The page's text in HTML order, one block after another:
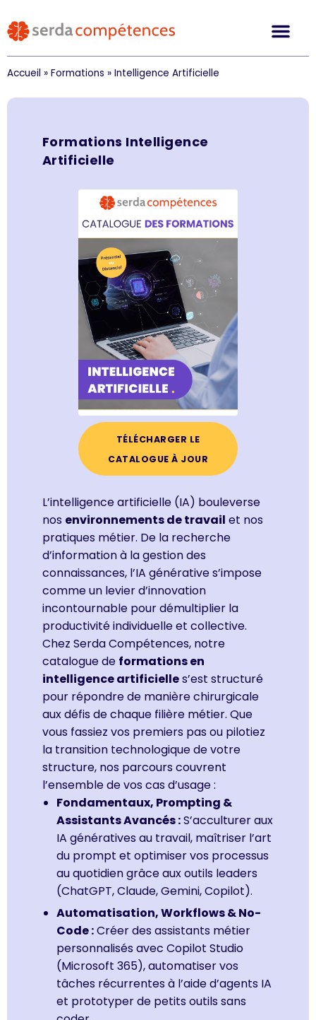
Accueil » Formations » Intelligence Artificielle
Formations Intelligence
Artificielle
TÉLÉCHARGER LE
CATALOGUE À JOUR
L’intelligence artificielle (IA) bouleverse
nos environnements de travail et nos
pratiques métier. De la recherche
d’information à lagestion des
connaissances, l’IA générative s’impose
comme un levier d’innovation
incontournable pour démultiplier la
productivité individuelle et collective.
Chez Serda Compétences, notre
catalogue de formations en
intelligence artificielles’est structuré
pour répondre de manière chirurgicale
aux défis de chaque filière métier. Que
vous fassiez vos premiers pas ou pilotiez
la transition technologique de votre
structure, nos parcours couvrent
l’ensemble de vos cas d’usage :
Fondamentaux, Prompting &
Assistants Avancés :S’acculturer aux
IA génératives au travail, maîtriser l’art
du prompt et optimiser vos processus
au quotidien grâce aux outils leaders
(ChatGPT, Claude, Gemini, Copilot).
Automatisation, Workflows & No-
Code :Créer des assistants métier
personnalisés avec Copilot Studio
(Microsoft 365), automatiser vos
tâches récurrentes à l’aide d’agents IA
et prototyper de petits outils sans